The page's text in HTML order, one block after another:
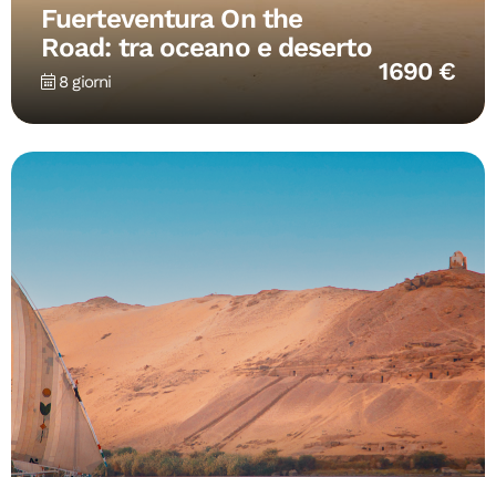
Fuerteventura On the
Road: tra oceano e deserto
8 giorni 1690 €